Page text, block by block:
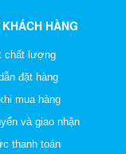
HÀNG
chất lượng
đặt hàng
mua hàng
và giao nhận
thanh toán